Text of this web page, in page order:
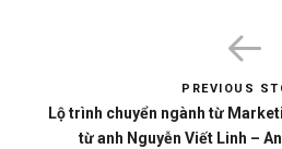
PREVIOUS
Lộ trình chuyển ngành từ Marketing
từ anh Nguyễn Viết Linh –